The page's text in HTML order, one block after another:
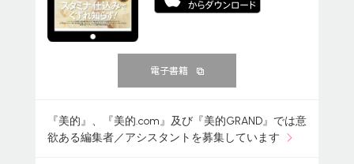
電子書籍
『美的』、『美的.com』及び『美的GRAND』では意
欲ある編集者／アシスタントを募集しています